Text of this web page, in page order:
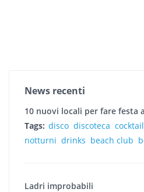
News recenti
10 nuovi locali per fare festa
Tags: disco discoteca cocktail
notturni drinks beach club
Ladri improbabili